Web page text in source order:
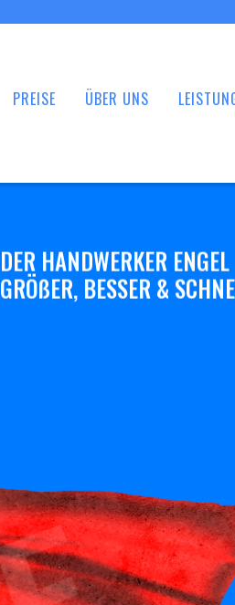
PREISE ÜBER UNS
DER HANDWERKER ENGEL
GRÖßER, BESSER &